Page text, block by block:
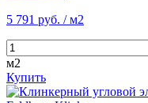
5 791 руб. / м2
м2
Купить